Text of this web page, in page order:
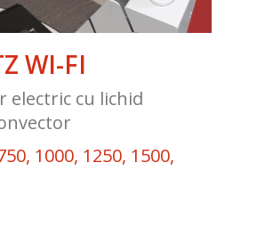
WI-FI
electric cu lichid
1000, 1250, 1500,